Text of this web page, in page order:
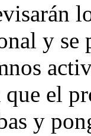
y se
el
y